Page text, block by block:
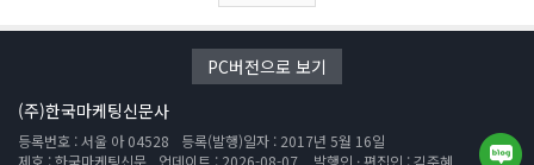
PC버전으로 보기
(주)한국마케팅신문사
등록번호 : 서울 아 04528
등록(발행)일자 : 2017년 5월 16일
제호 : 한국마케팅신문
업데이트 : 2026-08-07 발행인 · 편집인 : 김주혜